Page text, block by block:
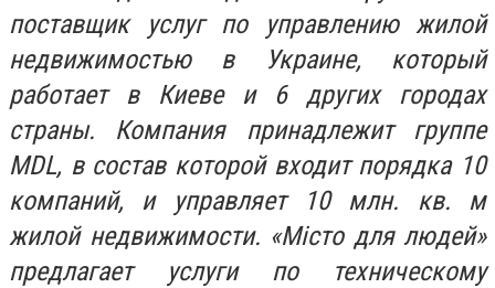
поставщик услуг по управлению жилой
недвижимостью в Украине, который
работает в Киеве и 6 других городах
страны. Компания принадлежит группе
MDL, в состав которой входит порядка 10
компаний, и управляет 10 млн. кв. м
жилой недвижимости. «Місто для людей»
предлагает услуги по техническому